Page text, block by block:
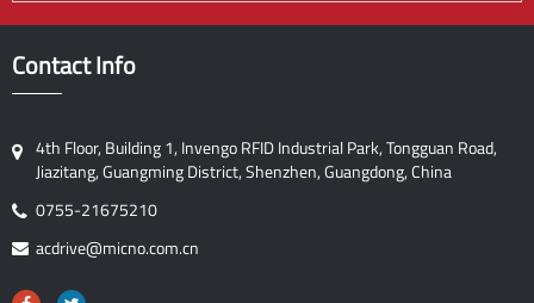
Contact Info
4th Floor, Building 1, Invengo RFID Industrial Park, Tongguan Road,
Jiazitang, Guangming District, Shenzhen, Guangdong, China
0755-21675210
acdrive@micno.com.cn